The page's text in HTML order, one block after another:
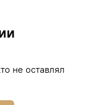
не оставлял